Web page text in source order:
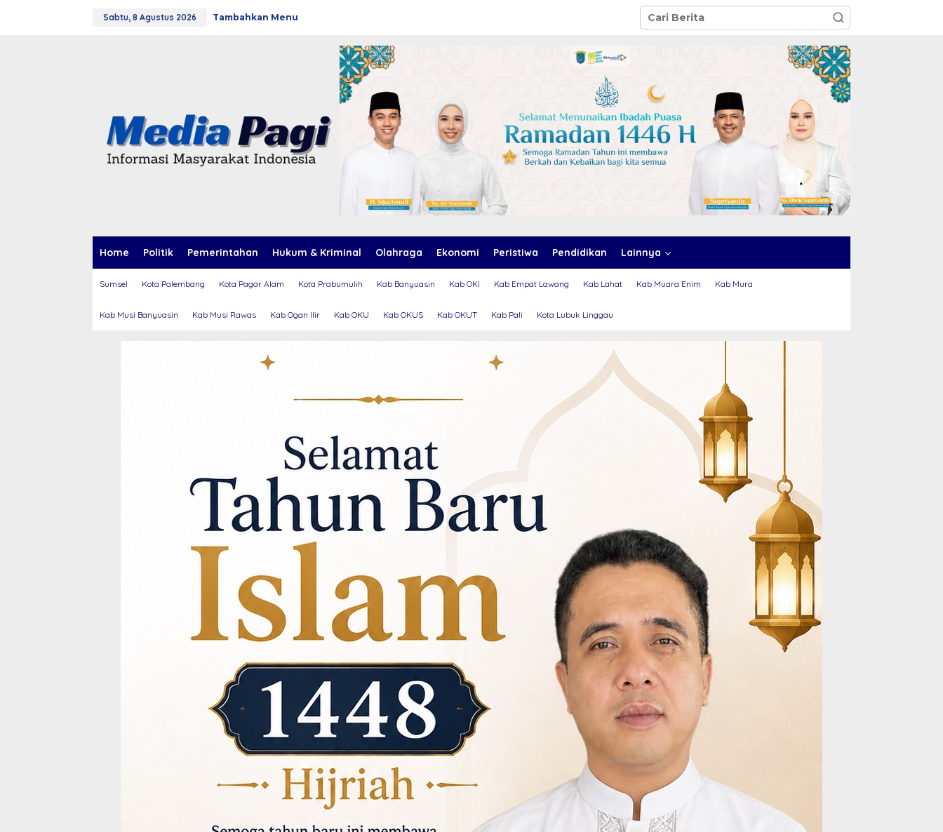
Sabtu, 8 Agustus 2026 Tambahkan Menu
Home Politik Pemerintahan Hukum & Kriminal Olahraga Ekonomi Peristiwa Pendidikan Lainnya
Sumsel Kota Palembang Kota Pagar Alam Kota Prabumulih Kab Banyuasin Kab OKI Kab Empat Lawang Kab Lahat Kab Muara Enim Kab Mura
Kab Musi Banyuasin Kab Musi Rawas Kab Ogan Ilir Kab OKU Kab OKUS Kab OKUT Kab Pali Kota Lubuk Linggau